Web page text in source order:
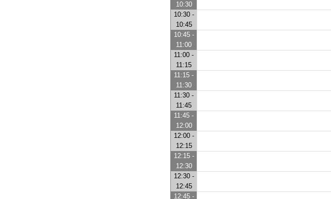
10:30
10:30 -
10:45
10:45 -
11:00
11:00 -
11:15
11:15 -
11:30
11:30 -
11:45
11:45 -
12:00
12:00 -
12:15
12:15 -
12:30
12:30 -
12:45
12:45 -